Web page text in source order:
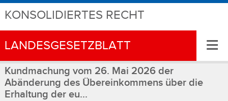
KONSOLIDIERTES RECHT
LANDESGESETZBLATT ≡
Kundmachung vom 26. Mai 2026 der
Abänderung des Übereinkommens über die
Erhaltung der eu...